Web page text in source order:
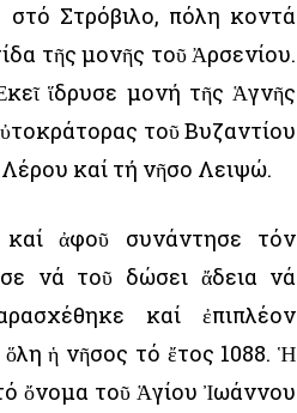
στό Στρόβιλο, πόλη κοντά
τῆς μονῆς τοῦ Ἀρσενίου.
ἵδρυσε μονή τῆς Ἁγνῆς
τοῦ Βυζαντίου
καί τή νῆσο Λειψώ.
ἀφοῦ συνάντησε τόν
νά τοῦ δώσει ἄδεια νά
καί ἐπιπλέον
ἡ νῆσος τό ἔτος 1088. Ἡ
ὄνομα τοῦ Ἁγίου Ἰωάννου